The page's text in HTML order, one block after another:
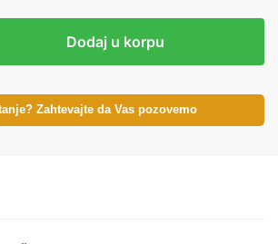
Dodaj u korpu
Zahtevajte da Vas pozovemo